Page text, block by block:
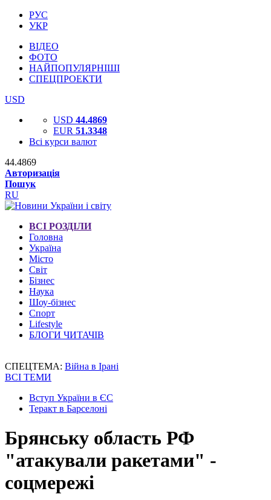
РУС
УКР
ВІДЕО
ФОТО
НАЙПОПУЛЯРНІШІ
СПЕЦПРОЕКТИ
USD
USD 44.4869
EUR 51.3348
Всі курси валют
44.4869
Авторизація
Пошук
RU
ВСІ РОЗДІЛИ
Головна
Україна
Місто
Світ
Бізнес
Наука
Шоу-бізнес
Спорт
Lifestyle
БЛОГИ ЧИТАЧІВ
СПЕЦТЕМА: Війна в Ірані
ВСІ ТЕМИ
Вступ України в ЄС
Теракт в Барселоні
Брянську область РФ
"атакували ракетами" -
соцмережі